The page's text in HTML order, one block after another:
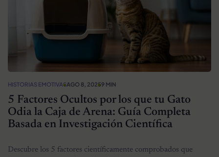
HISTORIAS EMOTIVASAGO 8, 20259 MIN
5 Factores Ocultos por los que tu Gato
Odia la Caja de Arena: Guía Completa
Basada en Investigación Científica
Descubre los 5 factores científicamente comprobados que